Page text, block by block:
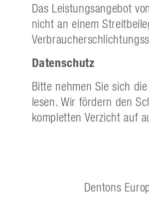
Das Leistungsangebot
nicht an einem
Datenschutz
Bitte nehmen Sie sich
lesen. Wir fördern den
kompletten Verzicht auf
Dentons